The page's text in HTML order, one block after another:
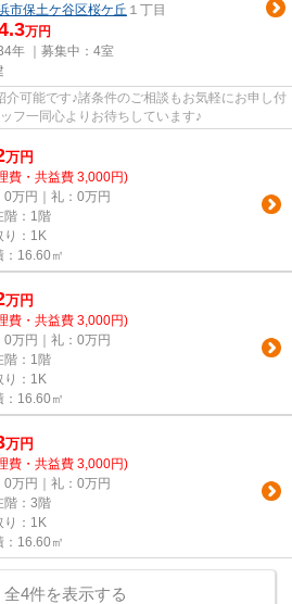
市保土ケ谷区桜ケ丘 １丁目
万円
年 ｜募集中： 4室
介可能です♪諸条件のご相談もお気軽にお申し付
フ一同心よりお待ちしています♪
万円
費・共益費 3,000円)
0万円｜礼：0万円
階：1階
り：1K
：16.60㎡
万円
費・共益費 3,000円)
0万円｜礼：0万円
階：1階
り：1K
：16.60㎡
万円
費・共益費 3,000円)
0万円｜礼：0万円
階：3階
り：1K
：16.60㎡
全4件を表示する